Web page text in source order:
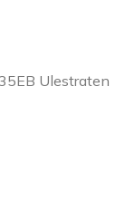
Ulestraten